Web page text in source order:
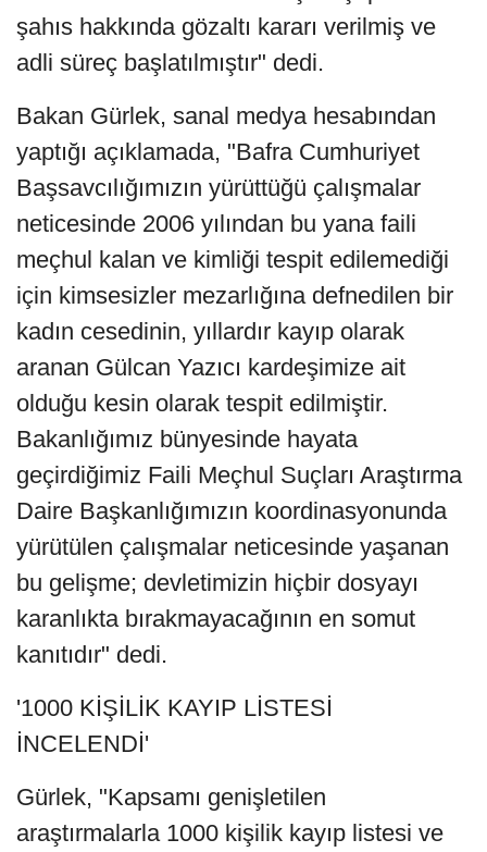
şahıs hakkında gözaltı kararı verilmiş ve
adli süreç başlatılmıştır" dedi.
Bakan Gürlek, sanal medya hesabından
yaptığı açıklamada, "Bafra Cumhuriyet
Başsavcılığımızın yürüttüğü çalışmalar
neticesinde 2006 yılından bu yana faili
meçhul kalan ve kimliği tespit edilemediği
için kimsesizler mezarlığına defnedilen bir
kadın cesedinin, yıllardır kayıp olarak
aranan Gülcan Yazıcı kardeşimize ait
olduğu kesin olarak tespit edilmiştir.
Bakanlığımız bünyesinde hayata
geçirdiğimiz Faili Meçhul Suçları Araştırma
Daire Başkanlığımızın koordinasyonunda
yürütülen çalışmalar neticesinde yaşanan
bu gelişme; devletimizin hiçbir dosyayı
karanlıkta bırakmayacağının en somut
kanıtıdır" dedi.
'1000 KİŞİLİK KAYIP LİSTESİ
İNCELENDİ'
Gürlek, "Kapsamı genişletilen
araştırmalarla 1000 kişilik kayıp listesi ve